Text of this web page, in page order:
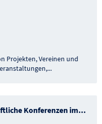
Projekten, Vereinen und
...
Konferenzen im...